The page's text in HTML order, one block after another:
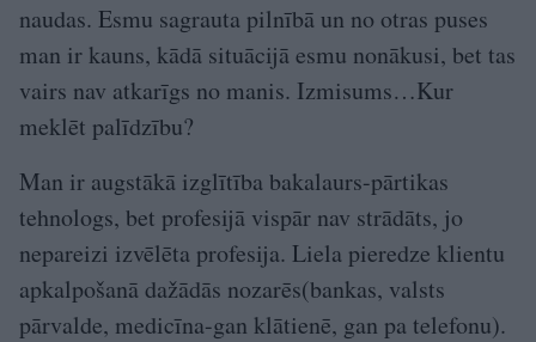
naudas. Esmu sagrauta pilnībā un no otras puses
man ir kauns, kādā situācijā esmu nonākusi, bet tas
vairs nav atkarīgs no manis. Izmisums…Kur
meklēt palīdzību?
Man ir augstākā izglītība bakalaurs-pārtikas
tehnologs, bet profesijā vispār nav strādāts, jo
nepareizi izvēlēta profesija. Liela pieredze klientu
apkalpošanā dažādās nozarēs(bankas, valsts
pārvalde, medicīna-gan klātienē, gan pa telefonu).